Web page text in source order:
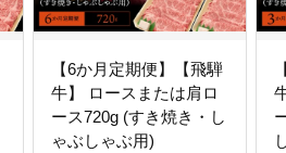
【6か月定期便】【飛騨
牛】 ロースまたは肩ロ
ース720g (すき焼き・し
ゃぶしゃぶ用)